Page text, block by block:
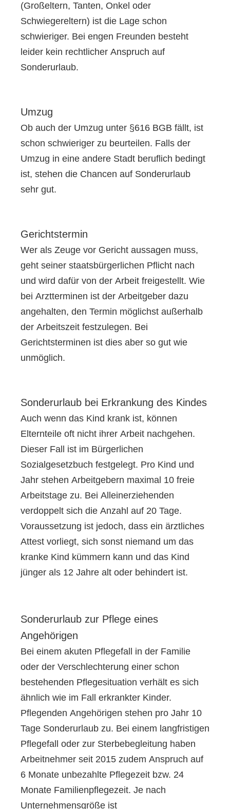
(Großeltern, Tanten, Onkel oder
Schwiegereltern) ist die Lage schon
schwieriger. Bei engen Freunden besteht
leider kein rechtlicher Anspruch auf
Sonderurlaub.
Umzug
Ob auch der Umzug unter §616 BGB fällt, ist
schon schwieriger zu beurteilen. Falls der
Umzug in eine andere Stadt beruflich bedingt
ist, stehen die Chancen auf Sonderurlaub
sehr gut.
Gerichtstermin
Wer als Zeuge vor Gericht aussagen muss,
geht seiner staatsbürgerlichen Pflicht nach
und wird dafür von der Arbeit freigestellt. Wie
bei Arztterminen ist der Arbeitgeber dazu
angehalten, den Termin möglichst außerhalb
der Arbeitszeit festzulegen. Bei
Gerichtsterminen ist dies aber so gut wie
unmöglich.
Sonderurlaub bei Erkrankung des Kindes
Auch wenn das Kind krank ist, können
Elternteile oft nicht ihrer Arbeit nachgehen.
Dieser Fall ist im Bürgerlichen
Sozialgesetzbuch festgelegt. Pro Kind und
Jahr stehen Arbeitgebern maximal 10 freie
Arbeitstage zu. Bei Alleinerziehenden
verdoppelt sich die Anzahl auf 20 Tage.
Voraussetzung ist jedoch, dass ein ärztliches
Attest vorliegt, sich sonst niemand um das
kranke Kind kümmern kann und das Kind
jünger als 12 Jahre alt oder behindert ist.
Sonderurlaub zur Pflege eines
Angehörigen
Bei einem akuten Pflegefall in der Familie
oder der Verschlechterung einer schon
bestehenden Pflegesituation verhält es sich
ähnlich wie im Fall erkrankter Kinder.
Pflegenden Angehörigen stehen pro Jahr 10
Tage Sonderurlaub zu. Bei einem langfristigen
Pflegefall oder zur Sterbebegleitung haben
Arbeitnehmer seit 2015 zudem Anspruch auf
6 Monate unbezahlte Pflegezeit bzw. 24
Monate Familienpflegezeit. Je nach
Unternehmensgröße ist